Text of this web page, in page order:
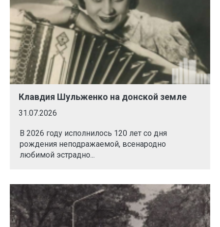
Клавдия Шульженко на донской земле
31.07.2026
В 2026 году исполнилось 120 лет со дня
рождения неподражаемой, всенародно
любимой эстрадно...